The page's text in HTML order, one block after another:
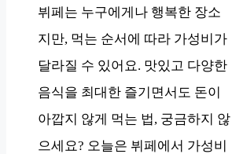
뷔페는 누구에게나 행복한 장소
지만, 먹는 순서에 따라 가성비가
달라질 수 있어요. 맛있고 다양한
음식을 최대한 즐기면서도 돈이
아깝지 않게 먹는 법, 궁금하지 않
으세요? 오늘은 뷔페에서 가성비